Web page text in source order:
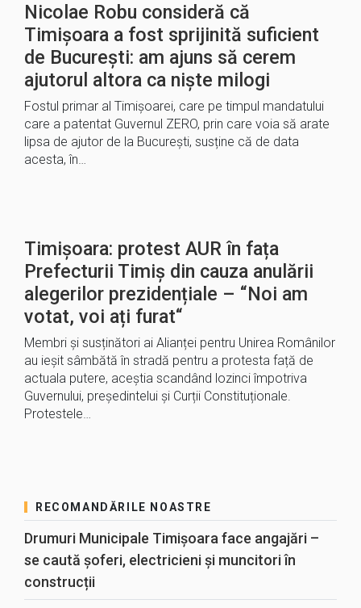
Nicolae Robu consideră că
Timișoara a fost sprijinită suficient
de București: am ajuns să cerem
ajutorul altora ca niște milogi
Fostul primar al Timișoarei, care pe timpul mandatului
care a patentat Guvernul ZERO, prin care voia să arate
lipsa de ajutor de la București, susține că de data
acesta, în…
Timișoara: protest AUR în fața
Prefecturii Timiș din cauza anulării
alegerilor prezidențiale – “Noi am
votat, voi ați furat“
Membri și susținători ai Alianței pentru Unirea Românilor
au ieșit sâmbătă în stradă pentru a protesta față de
actuala putere, aceștia scandând lozinci împotriva
Guvernului, președintelui și Curții Constituționale.
Protestele…
RECOMANDĂRILE NOASTRE
Drumuri Municipale Timișoara face angajări –
se caută șoferi, electricieni și muncitori în
construcții